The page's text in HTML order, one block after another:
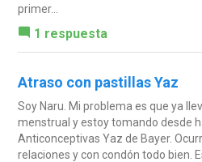
primer...
1 respuesta
Atraso con pastillas Yaz
Soy Naru. Mi problema es que ya
menstrual y estoy tomando desde
Anticonceptivas Yaz de Bayer.
relaciones y con condón todo bien.